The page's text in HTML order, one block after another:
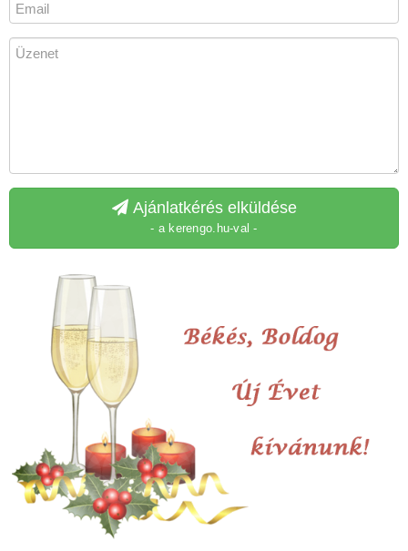
Ajánlatkérés elküldése
- a kerengo.hu-val -